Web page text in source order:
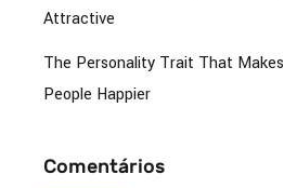
Attractive
The Personality Trait That Makes
People Happier
Comentários